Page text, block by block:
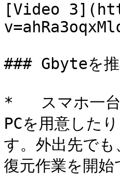
[Video
### Gbyteを推
*   スマホ一台
PCを用意した
す。外出先で
復元作業を開始